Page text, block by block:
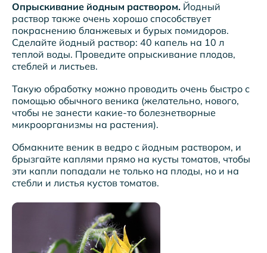
Опрыскивание йодным раствором. Йодный
раствор также очень хорошо способствует
покраснению бланжевых и бурых помидоров.
Сделайте йодный раствор: 40 капель на 10 л
теплой воды. Проведите опрыскивание плодов,
стеблей и листьев.
Такую обработку можно проводить очень быстро с
помощью обычного веника (желательно, нового,
чтобы не занести какие-то болезнетворные
микроорганизмы на растения).
Обмакните веник в ведро с йодным раствором, и
брызгайте каплями прямо на кусты томатов, чтобы
эти капли попадали не только на плоды, но и на
стебли и листья кустов томатов.